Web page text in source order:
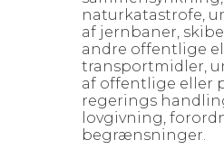
naturkatastrofe,
af jernbaner,
andre offentlige
transportmidler,
af offentlige eller
regerings
lovgivning,
begrænsninger.